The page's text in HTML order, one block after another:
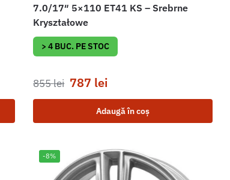
7.0/17″ 5×110 ET41 KS – Srebrne
Kryształowe
> 4 BUC. PE STOC
855lei 787 lei
Adaugă în coș
-8%